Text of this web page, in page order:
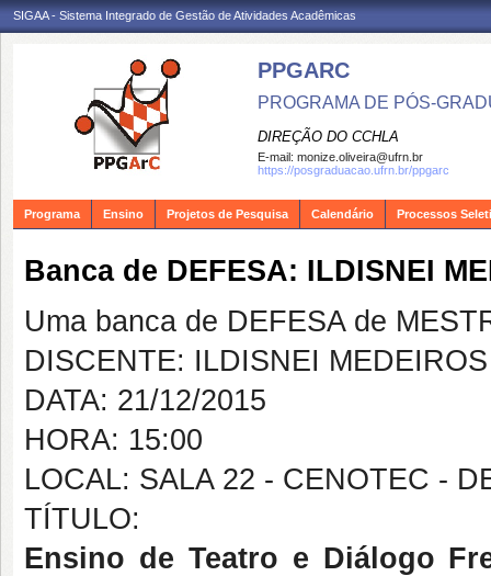
SIGAA - Sistema Integrado de Gestão de Atividades Acadêmicas
PPGARC
PROGRAMA DE PÓS-
DIREÇÃO DO CCHLA
E-mail: monize.oliveira@ufrn.br
https://posgraduacao.ufrn.br/ppgarc
Programa Ensino Projetos de Pesquisa Calendário Processos
Banca de DEFESA: ILDISNEI
Uma banca de DEFESA de
DISCENTE: ILDISNEI
DATA: 21/12/2015
HORA: 15:00
LOCAL: SALA 22 - CENOTEC -
TÍTULO:
Ensino de Teatro e Diálogo